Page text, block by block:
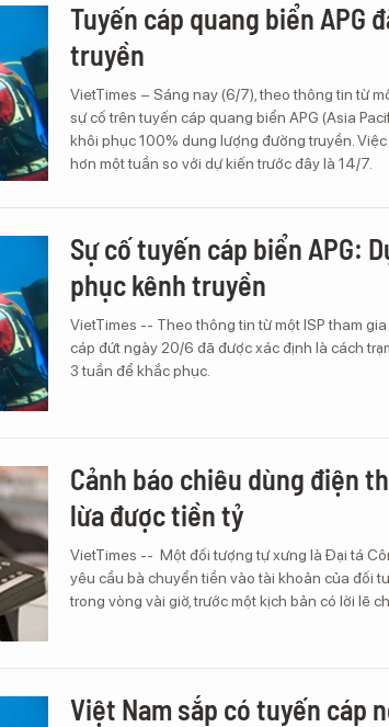
Tuyến cáp quang biển APG
truyền
VietTimes – Sáng nay (6/7), theo thông tin từ
sự cố trên tuyến cáp quang biển APG (Asia
khôi phục 100% dung lượng đường truyền.
hơn một tuần so với dự kiến trước đây là 14/7.
Sự cố tuyến cáp biển APG:
phục kênh truyền
VietTimes -- Theo thông tin từ một ISP tham
cáp đứt ngày 20/6 đã được xác định là cách
3 tuần để khắc phục.
Cảnh báo chiêu dùng điện
lừa được tiền tỷ
VietTimes -- Một đối tượng tự xưng là Đại tá
yêu cầu bà chuyển tiền vào tài khoản của đối
trong vòng vài giờ, trước một kịch bản có lời lẽ
Việt Nam sắp có tuyến cáp